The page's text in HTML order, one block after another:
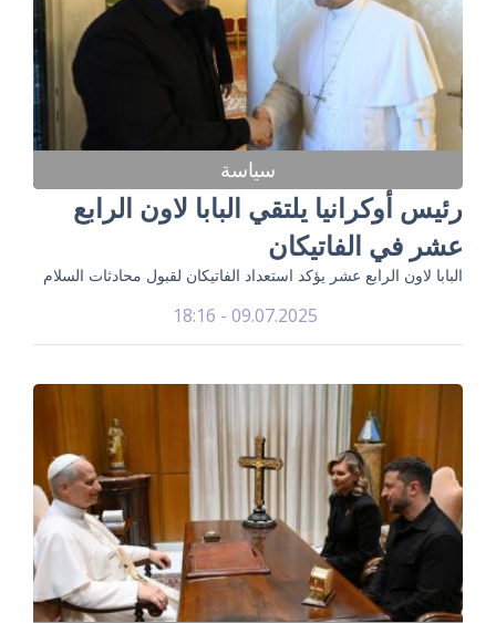
سياسة
رئيس أوكرانيا يلتقي البابا لاون الرابع
عشر في الفاتيكان
البابا لاون الرابع عشر يؤكد استعداد الفاتيكان لقبول محادثات السلام
09.07.2025 - 18:16